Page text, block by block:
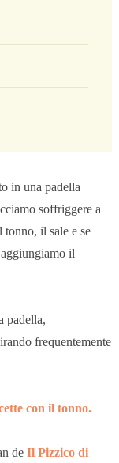
in una padella
soffriggere a
il sale e se
il
padella,
frequentemente
con il tonno.
de Il Pizzico di